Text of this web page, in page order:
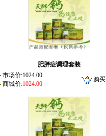
肥胖症调理套装
市场价:1024.00
购买
商城价:1024.00